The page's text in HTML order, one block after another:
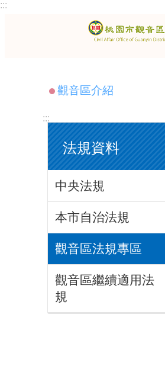
跳到主要內容區塊
:::
觀音區介紹
:::
法規資料
中央法規
本市自治法規
觀音區法規專區
觀音區繼續適用法
規